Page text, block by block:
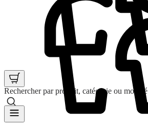
Rechercher par produit, catégorie ou mot clé